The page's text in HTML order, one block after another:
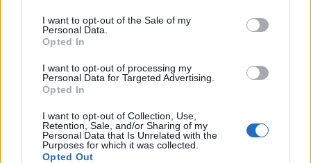
I want to opt-out of the Sale of my
Personal Data.
Opted In
I want to opt-out of processing my
Personal Data for Targeted Advertising.
Opted In
I want to opt-out of Collection, Use,
Retention, Sale, and/or Sharing of my
Personal Data that Is Unrelated with the
Purposes for which it was collected.
Opted Out